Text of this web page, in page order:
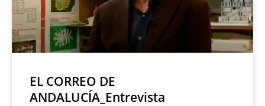
EL CORREO DE
ANDALUCÍA_Entrevista